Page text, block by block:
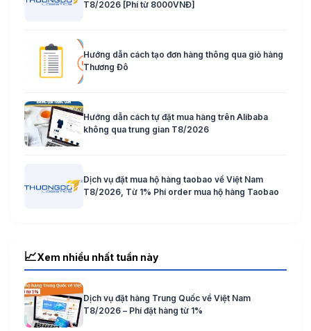
T8/2026 [Phí từ 8000VNĐ]
Hướng dẫn cách tạo đơn hàng thông qua giỏ hàng
Thương Đô
Hướng dẫn cách tự đặt mua hàng trên Alibaba
không qua trung gian T8/2026
Dịch vụ đặt mua hộ hàng taobao về Việt Nam
T8/2026, Từ 1% Phí order mua hộ hàng Taobao
📈Xem nhiều nhất tuần này
Dịch vụ đặt hàng Trung Quốc về Việt Nam
T8/2026 – Phí đặt hàng từ 1%